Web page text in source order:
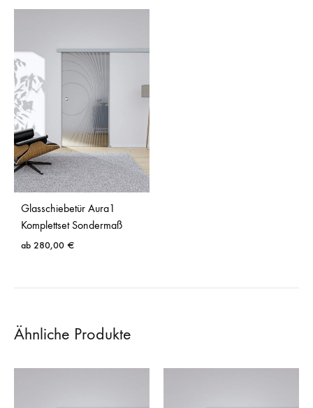
Glasschiebetür Aura1
Komplettset Sondermaß
ab 280,00 €
Ähnliche Produkte